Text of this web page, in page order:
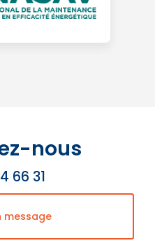
nous
66 31
message